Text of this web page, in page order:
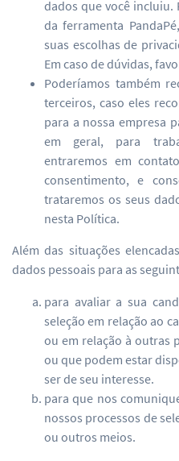
dados que você incluiu.
da ferramenta
suas escolhas de
Em caso de dúvidas,
Poderíamos também
terceiros, caso eles
para a nossa empresa
em geral, para
entraremos em
consentimento, e
trataremos os seus
nesta Política.
Além das situações
dados pessoais para as
para avaliar a sua
seleção em relação ao
ou em relação à outras
ou que podem estar
ser de seu interesse.
para que nos
nossos processos de
ou outros meios.